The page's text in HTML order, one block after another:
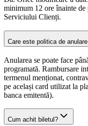
minimum 12 ore înainte de
Serviciului Clienți.
Care este politica de
Anularea se poate face
programată. Rambursare
termenul menționat,
pe același card utilizat la
banca emitentă).
Cum achit biletul?